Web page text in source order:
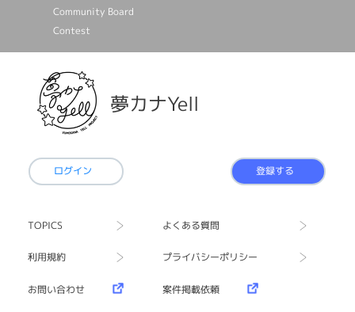
Community Board
Contest
夢カナYell
ログイン 登録する
TOPICS よくある質問
利用規約 プライバシーポリシー
お問い合わせ 案件掲載依頼